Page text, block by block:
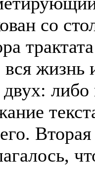
со
жизнь
либо